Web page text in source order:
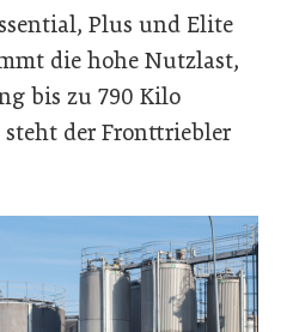
Plus und Elite
die hohe Nutzlast,
bis zu 790 Kilo
der Fronttriebler